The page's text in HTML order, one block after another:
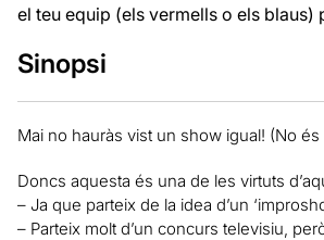
el teu equip (els vermells o els
Sinopsi
Mai no hauràs vist un show igual! (No
Doncs aquesta és una de les virtuts
– Ja que parteix de la idea d’un
– Parteix molt d’un concurs televisiu,